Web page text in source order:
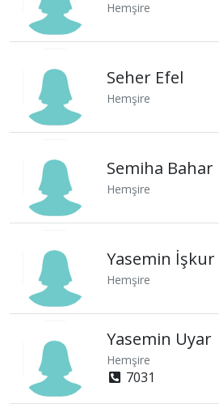
Hemşire
Seher Efel
Hemşire
Semiha Bahar
Hemşire
Yasemin İşkur
Hemşire
Yasemin Uyar
Hemşire
7031